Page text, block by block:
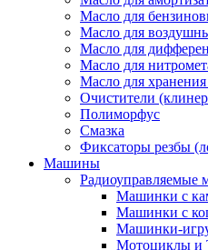
Масло для
Масло для
Масло для
Масло для
Масло для
Очистители
Полиморфус
Смазка
Фиксаторы резбы
Машины
Радиоуправляемые
Машинки с
Машинки с
Машинки-
Мотоциклы и